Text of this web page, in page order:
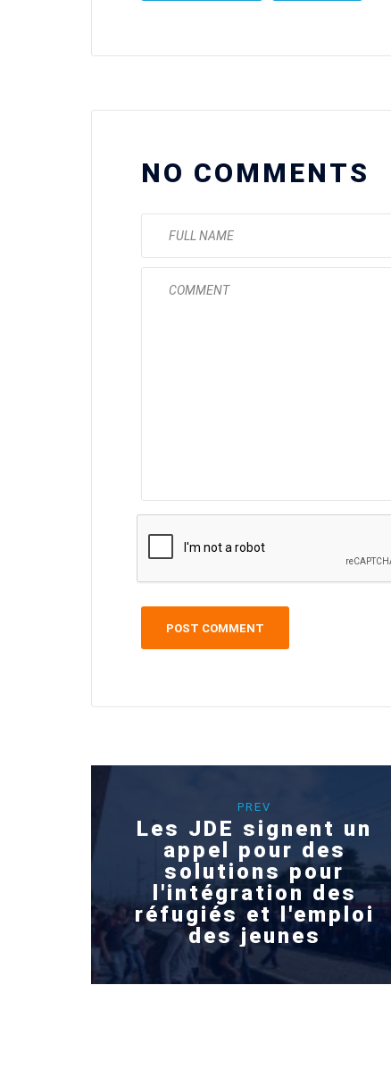
NO COMMENTS
PREV
Les JDE signent un
appel pour des
solutions pour
l'intégration des
réfugiés et l'emploi
des jeunes